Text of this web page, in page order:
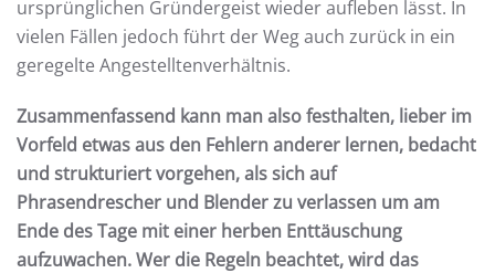
ursprünglichen Gründergeist wieder aufleben lässt. In
vielen Fällen jedoch führt der Weg auch zurück in ein
geregelte Angestelltenverhältnis.
Zusammenfassend kann man also festhalten, lieber im
Vorfeld etwas aus den Fehlern anderer lernen, bedacht
und strukturiert vorgehen, als sich auf
Phrasendrescher und Blender zu verlassen um am
Ende des Tage mit einer herben Enttäuschung
aufzuwachen. Wer die Regeln beachtet, wird das